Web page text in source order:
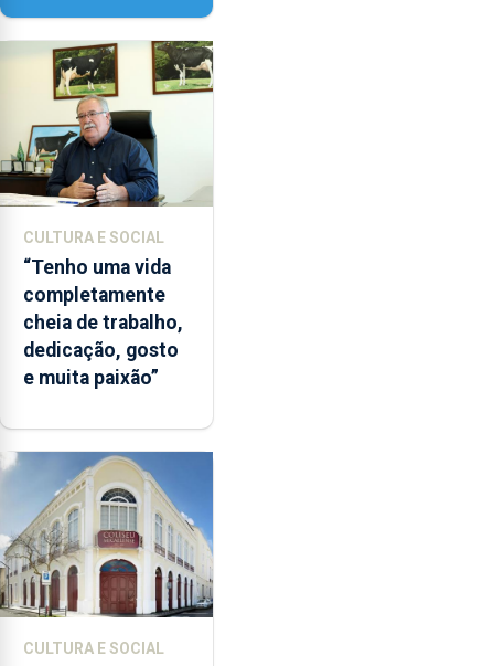
Paisagem’
CULTURA E SOCIAL
“Tenho uma vida
completamente
cheia de trabalho,
dedicação, gosto
e muita paixão”
CULTURA E SOCIAL